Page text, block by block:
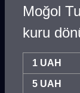
Moğol
kuru
1 UAH
5 UAH